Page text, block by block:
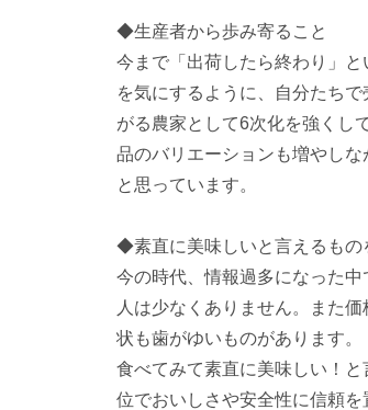
◆生産者から歩み寄ること
今まで「出荷したら終わり」
を気にするように、自分たち
がる農家として6次化を強くし
品のバリエーションも増やし
と思っています。
◆素直に美味しいと言えるもの
今の時代、情報過多になった中
人は少なくありません。また
状も歯がゆいものがあります。
食べてみて素直に美味しい！
位でおいしさや安全性に信頼を